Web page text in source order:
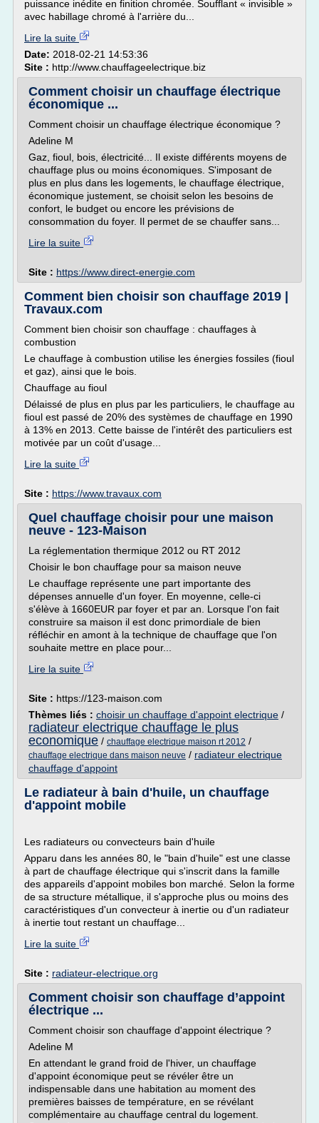
puissance inédite en finition chromée. Soufflant « invisible »
avec habillage chromé à l'arrière du...
Lire la suite
Date: 2018-02-21 14:53:36
Site : http://www.chauffageelectrique.biz
Comment choisir un chauffage électrique
économique ...
Comment choisir un chauffage électrique économique ?
Adeline M
Gaz, fioul, bois, électricité... Il existe différents moyens de
chauffage plus ou moins économiques. S'imposant de
plus en plus dans les logements, le chauffage électrique,
économique justement, se choisit selon les besoins de
confort, le budget ou encore les prévisions de
consommation du foyer. Il permet de se chauffer sans...
Lire la suite
Site : https://www.direct-energie.com
Comment bien choisir son chauffage 2019 |
Travaux.com
Comment bien choisir son chauffage : chauffages à
combustion
Le chauffage à combustion utilise les énergies fossiles (fioul
et gaz), ainsi que le bois.
Chauffage au fioul
Délaissé de plus en plus par les particuliers, le chauffage au
fioul est passé de 20% des systèmes de chauffage en 1990
à 13% en 2013. Cette baisse de l'intérêt des particuliers est
motivée par un coût d'usage...
Lire la suite
Site : https://www.travaux.com
Quel chauffage choisir pour une maison
neuve - 123-Maison
La réglementation thermique 2012 ou RT 2012
Choisir le bon chauffage pour sa maison neuve
Le chauffage représente une part importante des
dépenses annuelle d'un foyer. En moyenne, celle-ci
s'élève à 1660EUR par foyer et par an. Lorsque l'on fait
construire sa maison il est donc primordiale de bien
réfléchir en amont à la technique de chauffage que l'on
souhaite mettre en place pour...
Lire la suite
Site : https://123-maison.com
Thèmes liés : choisir un chauffage d'appoint electrique /
radiateur electrique chauffage le plus
economique / chauffage electrique maison rt 2012 /
chauffage electrique dans maison neuve / radiateur electrique
chauffage d'appoint
Le radiateur à bain d'huile, un chauffage
d'appoint mobile
Les radiateurs ou convecteurs bain d'huile
Apparu dans les années 80, le "bain d'huile" est une classe
à part de chauffage électrique qui s'inscrit dans la famille
des appareils d'appoint mobiles bon marché. Selon la forme
de sa structure métallique, il s'approche plus ou moins des
caractéristiques d'un convecteur à inertie ou d'un radiateur
à inertie tout restant un chauffage...
Lire la suite
Site : radiateur-electrique.org
Comment choisir son chauffage d’appoint
électrique ...
Comment choisir son chauffage d'appoint électrique ?
Adeline M
En attendant le grand froid de l'hiver, un chauffage
d'appoint économique peut se révéler être un
indispensable dans une habitation au moment des
premières baisses de température, en se révélant
complémentaire au chauffage central du logement.